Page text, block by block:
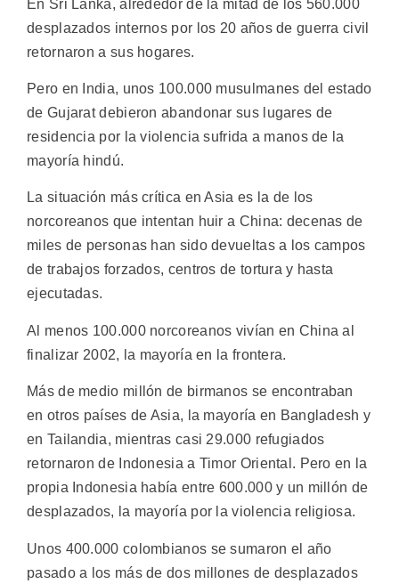
En Sri Lanka, alrededor de la mitad de los 560.000
desplazados internos por los 20 años de guerra civil
retornaron a sus hogares.
Pero en India, unos 100.000 musulmanes del estado
de Gujarat debieron abandonar sus lugares de
residencia por la violencia sufrida a manos de la
mayoría hindú.
La situación más crítica en Asia es la de los
norcoreanos que intentan huir a China: decenas de
miles de personas han sido devueltas a los campos
de trabajos forzados, centros de tortura y hasta
ejecutadas.
Al menos 100.000 norcoreanos vivían en China al
finalizar 2002, la mayoría en la frontera.
Más de medio millón de birmanos se encontraban
en otros países de Asia, la mayoría en Bangladesh y
en Tailandia, mientras casi 29.000 refugiados
retornaron de Indonesia a Timor Oriental. Pero en la
propia Indonesia había entre 600.000 y un millón de
desplazados, la mayoría por la violencia religiosa.
Unos 400.000 colombianos se sumaron el año
pasado a los más de dos millones de desplazados